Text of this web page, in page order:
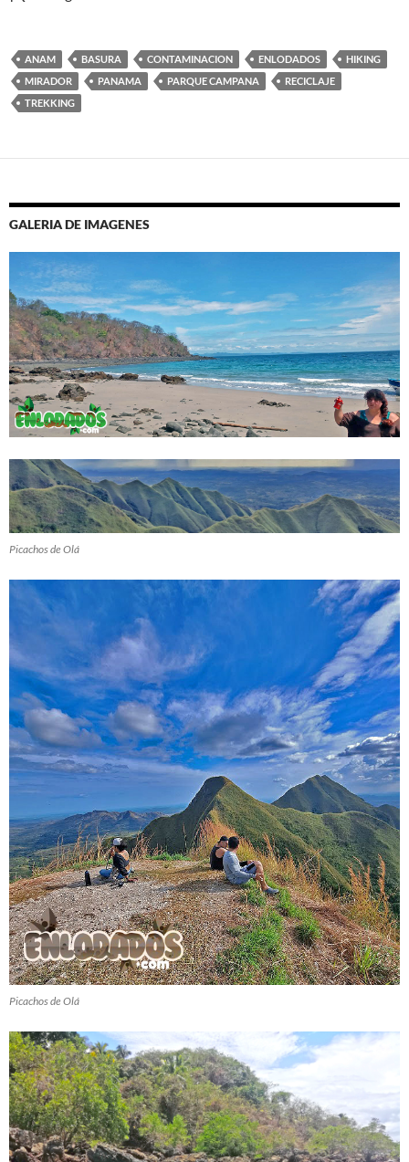
ANAM BASURA CONTAMINACION ENLODADOS
HIKING
MIRADOR
PANAMA PARQUE CAMPANA
RECICLAJE
TREKKING
GALERIA DE IMAGENES
Picachos de Olá
Picachos de Olá